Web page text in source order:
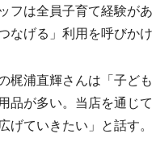
フは全員子育て経験が
なげる」利用を呼びかけ
梶浦直輝さんは「子ど
品が多い。当店を通じ
げていきたい」と話す。